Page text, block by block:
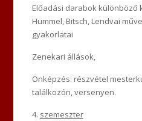
Előadási darabok különböző
Hummel, Bitsch, Lendvai
gyakorlatai
Zenekari állások,
Önképzés: részvétel
találkozón, versenyen.
szemeszter